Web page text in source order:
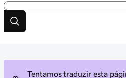
Tentamos traduzir esta